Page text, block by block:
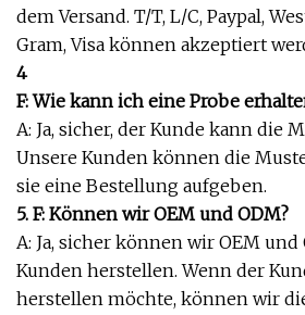
dem Versand. T/T, L/C, Paypal,
Gram, Visa können akzeptiert
4
F: Wie kann ich eine Probe
A: Ja, sicher, der Kunde kann die
Unsere Kunden können die
sie eine Bestellung aufgeben.
5. F: Können wir OEM und ODM?
A: Ja, sicher können wir OEM
Kunden herstellen. Wenn der
herstellen möchte, können wir